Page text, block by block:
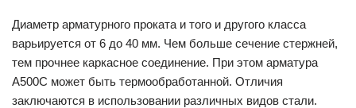
Диаметр арматурного проката и того и другого класса
варьируется от 6 до 40 мм. Чем больше сечение стержней,
тем прочнее каркасное соединение. При этом арматура
А500С может быть термообработанной. Отличия
заключаются в использовании различных видов стали.